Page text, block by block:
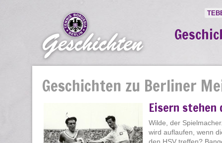
Geschichten zu Berliner
Eisern stehen
Wilde, der
wird auflaufen, wenn